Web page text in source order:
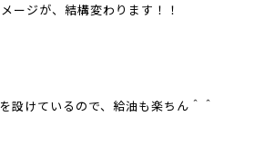
ージが、結構変わります！！
設けているので、給油も楽ちん＾＾